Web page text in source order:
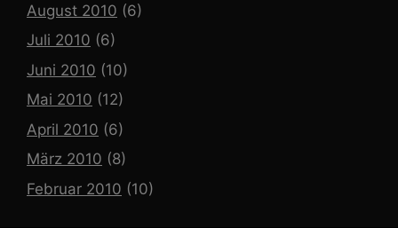
August 2010 (6)
Juli 2010 (6)
Juni 2010 (10)
Mai 2010 (12)
April 2010 (6)
März 2010 (8)
Februar 2010 (10)